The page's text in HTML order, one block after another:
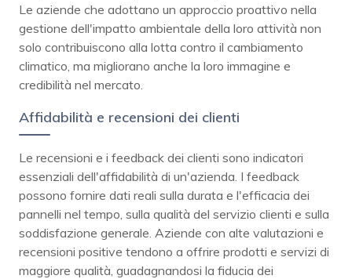
Le aziende che adottano un approccio proattivo nella
gestione dell'impatto ambientale della loro attività non
solo contribuiscono alla lotta contro il cambiamento
climatico, ma migliorano anche la loro immagine e
credibilità nel mercato.
Affidabilità e recensioni dei clienti
Le recensioni e i feedback dei clienti sono indicatori
essenziali dell'affidabilità di un'azienda. I feedback
possono fornire dati reali sulla durata e l'efficacia dei
pannelli nel tempo, sulla qualità del servizio clienti e sulla
soddisfazione generale. Aziende con alte valutazioni e
recensioni positive tendono a offrire prodotti e servizi di
maggiore qualità, guadagnandosi la fiducia dei